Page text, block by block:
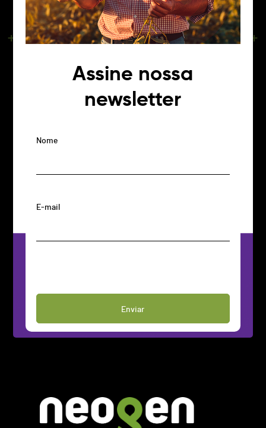
Assine nossa
newsletter
Nome
E-mail